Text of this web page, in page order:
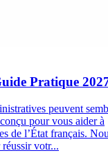
Pratique
peuvent
pour vous aider à
de l’État français.
votr...